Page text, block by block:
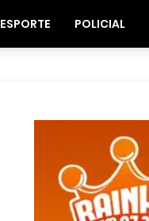
ESPORTE POLICIAL